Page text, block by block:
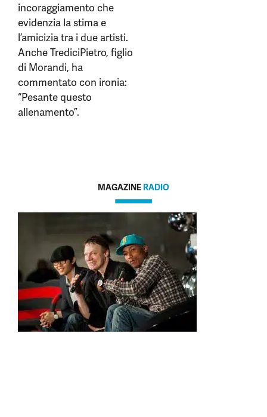
incoraggiamento che
evidenzia la stima e
l’amicizia tra i due artisti.
Anche TrediciPietro, figlio
di Morandi, ha
commentato con ironia:
“Pesante questo
allenamento”.
MAGAZINE RADIO